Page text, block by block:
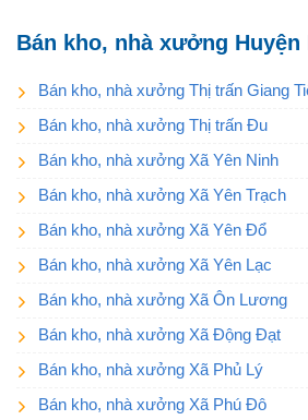
Bán kho, nhà xưởng
Bán kho, nhà xưởng Thị trấn Giang
Bán kho, nhà xưởng Thị trấn Đu
Bán kho, nhà xưởng Xã Yên Ninh
Bán kho, nhà xưởng Xã Yên Trạch
Bán kho, nhà xưởng Xã Yên Đổ
Bán kho, nhà xưởng Xã Yên Lạc
Bán kho, nhà xưởng Xã Ôn Lương
Bán kho, nhà xưởng Xã Động Đạt
Bán kho, nhà xưởng Xã Phủ Lý
Bán kho, nhà xưởng Xã Phú Đô